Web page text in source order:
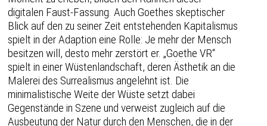
digitalen Faust-Fassung. Auch Goethes skeptischer
Blick auf den zu seiner Zeit entstehenden Kapitalismus
spielt in der Adaption eine Rolle: Je mehr der Mensch
besitzen will, desto mehr zerstört er. „Goethe VR“
spielt in einer Wüstenlandschaft, deren Ästhetik an die
Malerei des Surrealismus angelehnt ist. Die
minimalistische Weite der Wüste setzt dabei
Gegenstände in Szene und verweist zugleich auf die
Ausbeutung der Natur durch den Menschen, die in der